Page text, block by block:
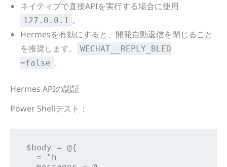
ネイティブで直接APIを実行する場合に使用
127.0.0.1 。
Hermesを有効にすると、開発自動返信を閉じること
を推奨します。
WECHAT__REPLY_BLED
=false 。
Hermes APIの認証
Power Shellテスト：
$body = @{